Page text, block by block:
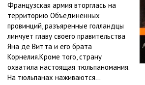
Французская армия вторглась на
территорию Объединенных
провинций, разъяренные голландцы
линчует главу своего правительства
Яна де Витта и его брата
Корнелия.Кроме того, страну
охватила настоящая тюльпаномания.
На тюльпанах наживаются...